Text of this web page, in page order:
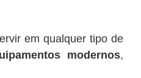
em qualquer tipo de
modernos,